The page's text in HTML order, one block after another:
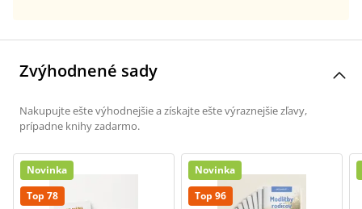
Zvýhodnené sady
Nakupujte ešte výhodnejšie a získajte ešte výraznejšie zľavy,
prípadne knihy zadarmo.
Novinka
Top 78
Novinka
Top 96